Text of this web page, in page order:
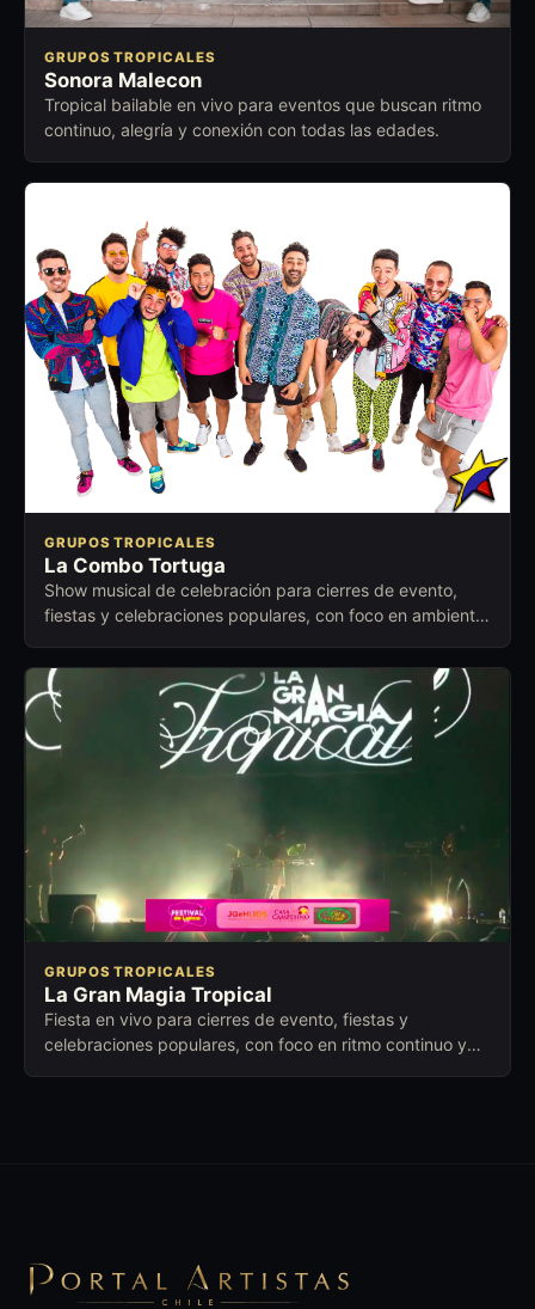
GRUPOS TROPICALES
Sonora Malecon
Tropical bailable en vivo para eventos que buscan ritmo
continuo, alegría y conexión con todas las edades.
GRUPOS TROPICALES
La Combo Tortuga
Show musical de celebración para cierres de evento,
fiestas y celebraciones populares, con foco en ambiente
GRUPOS TROPICALES
La Gran Magia Tropical
Fiesta en vivo para cierres de evento, fiestas y
celebraciones populares, con foco en ritmo continuo y